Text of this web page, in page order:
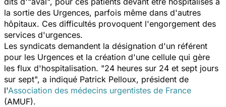
la sortie des Urgences, parfois même dans d'autres
hôpitaux. Ces difficultés provoquent l'engorgement des
services d'urgences.
Les syndicats demandent la désignation d'un référent
pour les Urgences et la création d'une cellule qui gère
les flux d'hospitalisation. "24 heures sur 24 et sept jours
sur sept", a indiqué Patrick Pelloux, président de
l'Association des médecins urgentistes de France
(AMUF).